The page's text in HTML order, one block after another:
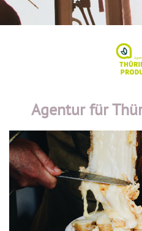
Agentur für